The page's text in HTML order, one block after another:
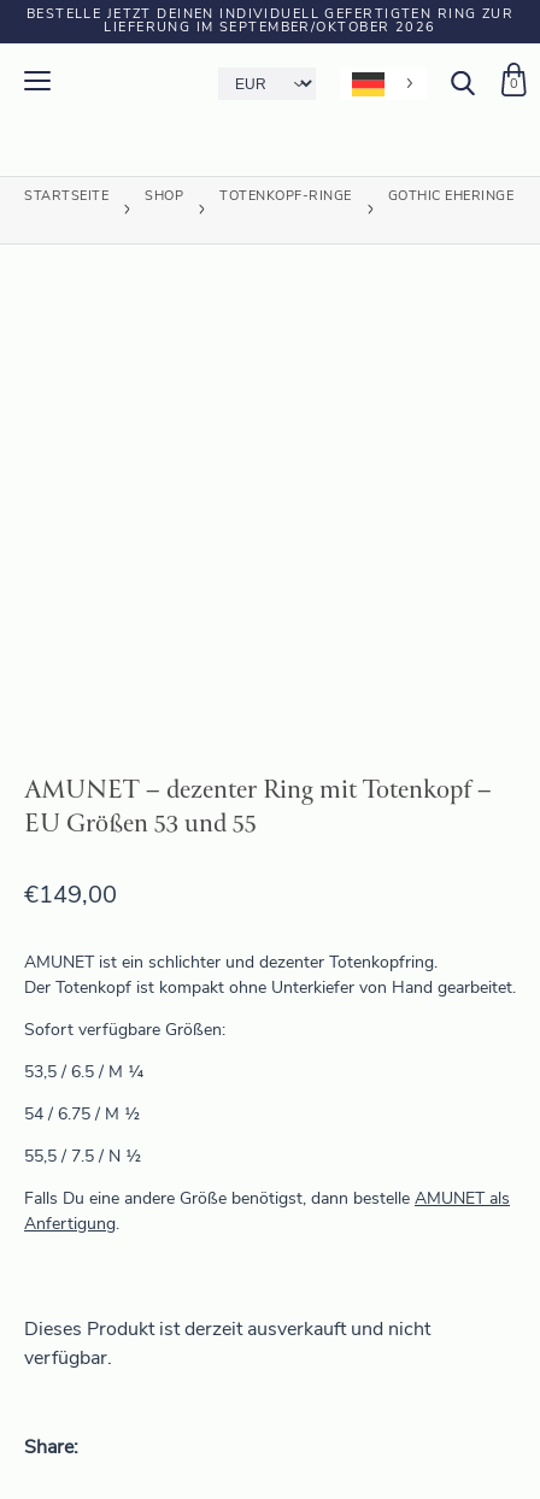
BESTELLE JETZT DEINEN INDIVIDUELL GEFERTIGTEN RING ZUR
LIEFERUNG IM SEPTEMBER/OKTOBER 2026
0
STARTSEITE SHOP TOTENKOPF-RINGE GOTHIC EHERINGE
AMUNET – dezenter Ring mit Totenkopf –
EU Größen 53 und 55
€149,00
AMUNET ist ein schlichter und dezenter Totenkopfring.
Der Totenkopf ist kompakt ohne Unterkiefer von Hand gearbeitet.
Sofort verfügbare Größen:
53,5 / 6.5 / M ¼
54 / 6.75 / M ½
55,5 / 7.5 / N ½
Falls Du eine andere Größe benötigst, dann bestelle AMUNET als
Anfertigung.
Dieses Produkt ist derzeit ausverkauft und nicht
verfügbar.
Share